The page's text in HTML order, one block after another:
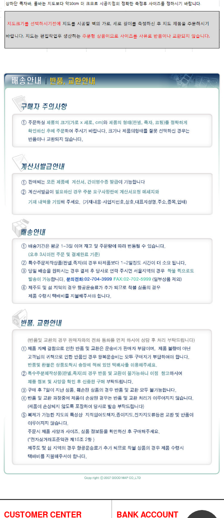
CUSTOMER CENTER BANK ACCOUNT